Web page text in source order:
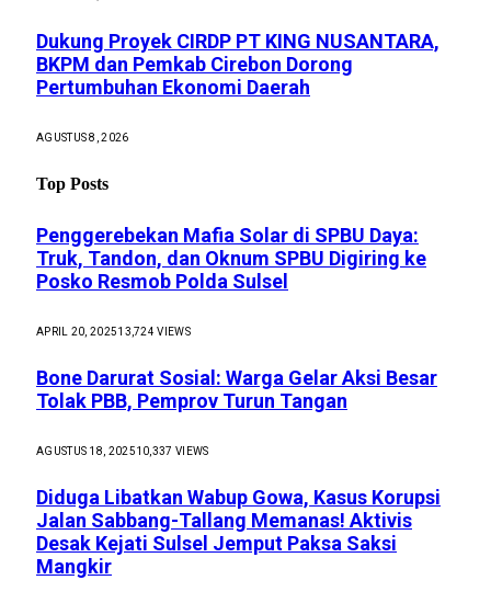
Dukung Proyek CIRDP PT KING NUSANTARA,
BKPM dan Pemkab Cirebon Dorong
Pertumbuhan Ekonomi Daerah
AGUSTUS 8, 2026
Top Posts
Penggerebekan Mafia Solar di SPBU Daya:
Truk, Tandon, dan Oknum SPBU Digiring ke
Posko Resmob Polda Sulsel
APRIL 20, 202513,724VIEWS
Bone Darurat Sosial: Warga Gelar Aksi Besar
Tolak PBB, Pemprov Turun Tangan
AGUSTUS 18, 202510,337 VIEWS
Diduga Libatkan Wabup Gowa, Kasus Korupsi
Jalan Sabbang-Tallang Memanas! Aktivis
Desak Kejati Sulsel Jemput Paksa Saksi
Mangkir